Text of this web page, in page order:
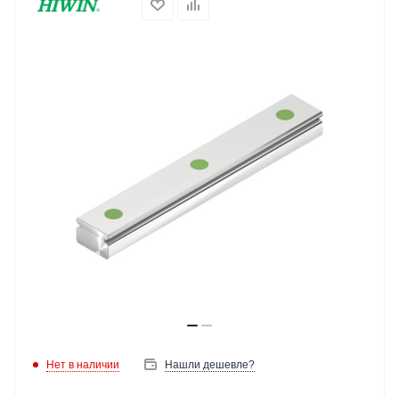
Нет в наличии Нашли дешевле?